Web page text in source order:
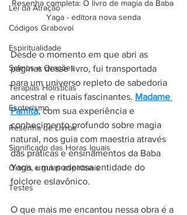
Lei da Atração
Códigos Grabovoi
Espiritualidade
Salmos e Orações
Terapias Holísticas
Esoterismo
Resenha de Livros
Significado das Horas Iguais
Orixás e guias espirituais
Testes
Resenha completa: O livro de magia da Baba
Yaga - editora nova senda
Desde o momento em que abri as
páginas desse livro, fui transportada
para um universo repleto de sabedoria
ancestral e rituais fascinantes. Madame
Pamita, com sua experiência e
conhecimento profundo sobre magia
natural, nos guia com maestria através
das práticas e ensinamentos da Baba
Yaga, uma poderosa entidade do
folclore eslavônico.
O que mais me encantou nessa obra é a